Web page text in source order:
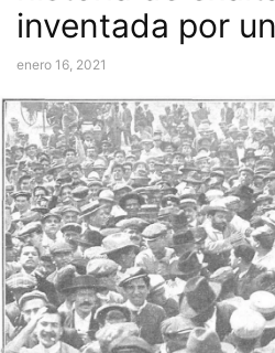
inventada por
enero 16, 2021